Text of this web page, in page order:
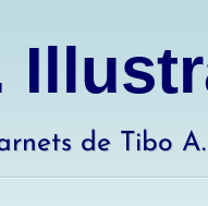
de Tibo A.